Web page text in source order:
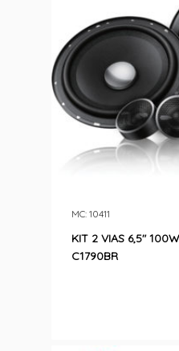
KIT 2 VIAS 6,5″
C1790BR
MC: 10411